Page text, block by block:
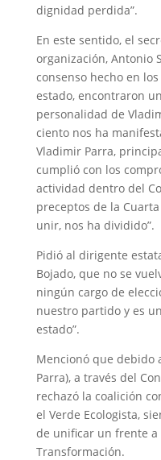
dignidad perdida”.
En este sentido, el
organización, Antonio
consenso hecho en
estado, encontraron
personalidad de
ciento nos ha
Vladimir Parra,
cumplió con los
actividad dentro del
preceptos de la
unir, nos ha dividido”.
Pidió al dirigente
Bojado, que no se
ningún cargo de
nuestro partido y es
estado”.
Mencionó que debido
Parra), a través del
rechazó la coalición
el Verde Ecologista,
de unificar un frente a
Transformación.